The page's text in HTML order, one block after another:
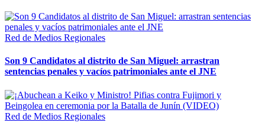
Red de Medios Regionales
Son 9 Candidatos al distrito de San Miguel: arrastran
sentencias penales y vacíos patrimoniales ante el JNE
Red de Medios Regionales